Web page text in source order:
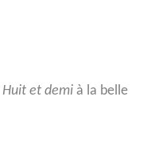
Huit et demi à la belle